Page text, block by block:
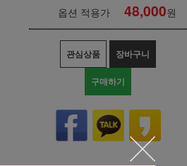
옵션 적용가 48,000원
관심상품 장바구니
구매하기